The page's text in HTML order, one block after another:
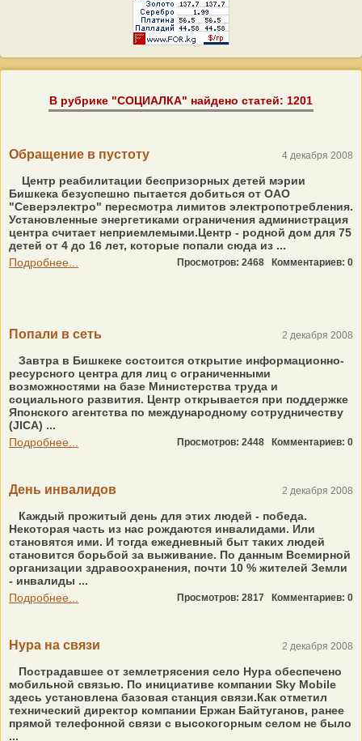
В рубрике "СОЦИАЛКА" найдено статей: 1201
Обращение в пустоту 4 декабря 2008
Центр реабилитации беспризорных детей мэрии
Бишкека безуспешно пытается добиться от ОАО
"Северэлектро" пересмотра лимитов электропотребления.
Установленные энергетиками ограничения администрация
центра считает неприемлемыми.Центр - родной дом для 75
детей от 4 до 16 лет, которые попали сюда из ...
Подробнее...
Просмотров: 2468 Комментариев: 0
Попали в сеть 2 декабря 2008
Завтра в Бишкеке состоится открытие информационно-
ресурсного центра для лиц с ограниченными
возможностями на базе Министерства труда и
социального развития. Центр открывается при поддержке
Японского агентства по международному сотрудничеству
(JICA) ...
Подробнее...
Просмотров: 2448 Комментариев: 0
День инвалидов 2 декабря 2008
Каждый прожитый день для этих людей - победа.
Некоторая часть из нас рождаются инвалидами. Или
становятся ими. И тогда ежедневный быт таких людей
становится борьбой за выживание. По данным Всемирной
организации здравоохранения, почти 10 % жителей Земли
- инвалиды ...
Подробнее...
Просмотров: 2817 Комментариев: 0
Нура на связи 2 декабря 2008
Пострадавшее от землетрясения село Нура обеспечено
мобильной связью. По инициативе компании Sky Mobile
здесь установлена базовая станция связи.Как отметил
технический директор компании Ержан Байтуганов, ранее
прямой телефонной связи с высокогорным селом не было
...